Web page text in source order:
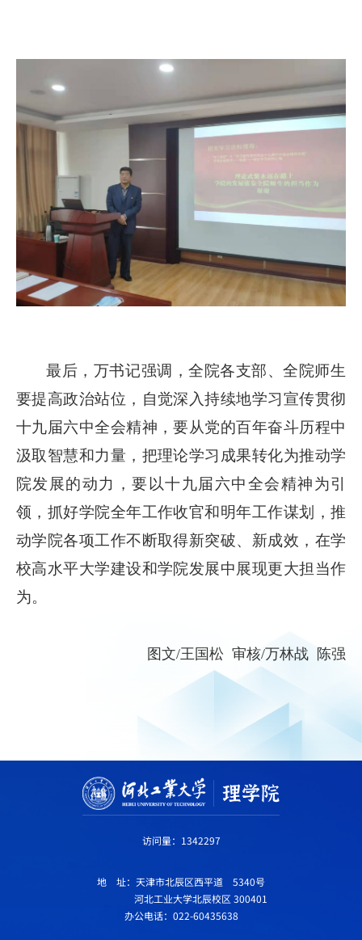
最后，万书记强调，全院各支部、全院师生
要提高政治站位，自觉深入持续地学习宣传贯彻
十九届六中全会精神，要从党的百年奋斗历程中
汲取智慧和力量，把理论学习成果转化为推动学
院发展的动力，要以十九届六中全会精神为引
领，抓好学院全年工作收官和明年工作谋划，推
动学院各项工作不断取得新突破、新成效，在学
校高水平大学建设和学院发展中展现更大担当作
为。
图文/王国松 审核/万林战 陈强
访问量： 1342297
地 址：天津市北辰区西平道 5340号
河北工业大学北辰校区 300401
办公电话：022-60435638